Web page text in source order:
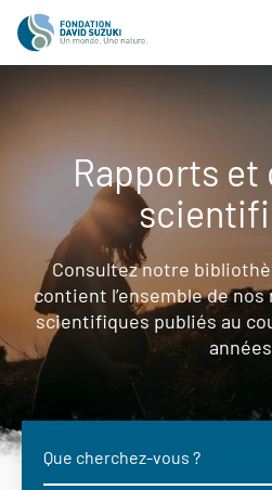
Rapports et
Consultez notre
contient l’ensemble de
scientifiques publiés au